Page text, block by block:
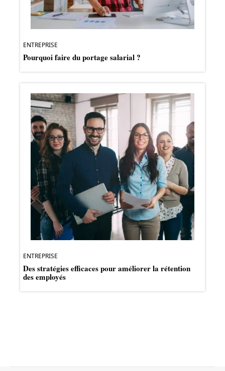
ENTREPRISE
Pourquoi faire du portage salarial ?
ENTREPRISE
Des stratégies efficaces pour améliorer la rétention
des employés